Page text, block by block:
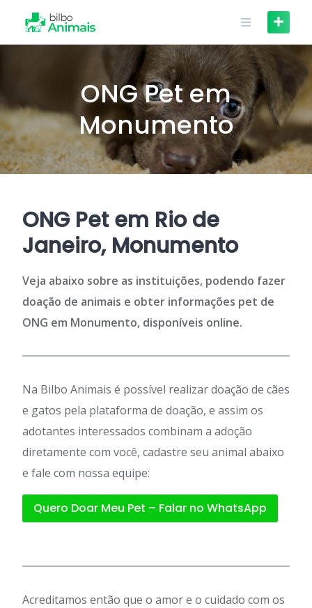
content
ONG Pet em
Monumento
ONG Pet em Rio de
Janeiro, Monumento
Veja abaixo sobre as instituições, podendo fazer
doação de animais e obter informações pet de
ONG em Monumento, disponíveis online.
Na Bilbo Animais é possível realizar doação de cães
e gatos pela plataforma de doação, e assim os
adotantes interessados combinam a adoção
diretamente com você, cadastre seu animal abaixo
e fale com nossa equipe:
Quero Doar Meu Pet – Falar no WhatsApp
Acreditamos então que o amor e o cuidado com os